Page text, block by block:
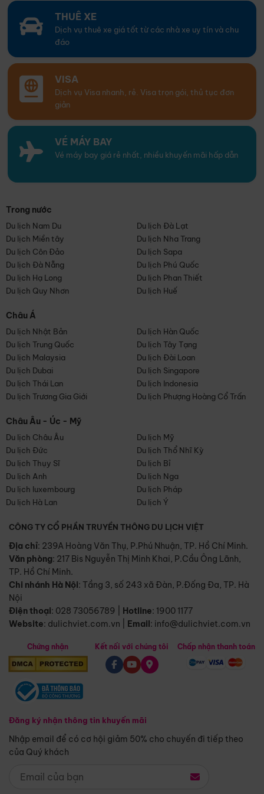
THUÊ XE
Dịch vụ thuê xe giá tốt từ các nhà xe uy tín và chu
đáo
VISA
Dịch vụ Visa nhanh, rẻ. Visa trọn gói, thủ tục đơn
giản
VÉ MÁY BAY
Vé máy bay giá rẻ nhất, nhiều khuyến mãi hấp dẫn
Trong nước
Du lịch Nam Du
Du lịch Đà Lạt
Du lịch Miền tây
Du lịch Nha Trang
Du lịch Côn Đảo
Du lịch Sapa
Du lịch Đà Nẵng
Du lịch Phú Quốc
Du lịch Hạ Long
Du lịch Phan Thiết
Du lịch Quy Nhơn
Du lịch Huế
Châu Á
Du lịch Nhật Bản
Du lịch Hàn Quốc
Du lịch Trung Quốc
Du lịch Tây Tạng
Du lịch Malaysia
Du lịch Đài Loan
Du lịch Dubai
Du lịch Singapore
Du lịch Thái Lan
Du lịch Indonesia
Du lịch Trương Gia Giới
Du lịch Phượng Hoàng Cổ Trấn
Châu Âu - Úc - Mỹ
Du lịch Châu Âu
Du lịch Mỹ
Du lịch Đức
Du lịch Thổ Nhĩ Kỳ
Du lịch Thụy Sĩ
Du lịch Bỉ
Du lịch Anh
Du lịch Nga
Du lịch luxembourg
Du lịch Pháp
Du lịch Hà Lan
Du lịch Ý
CÔNG TY CỔ PHẦN TRUYỀN THÔNG DU LỊCH VIỆT
Địa chỉ: 239A Hoàng Văn Thụ, P.Phú Nhuận, TP. Hồ Chí Minh.
Văn phòng: 217 Bis Nguyễn Thị Minh Khai, P.Cầu Ông Lãnh,
TP. Hồ Chí Minh.
Chi nhánh Hà Nội: Tầng 3, số 243 xã Đàn, P.Đống Đa, TP. Hà
Nội
Điện thoại: 028 73056789 Hotline: 1900 1177
Website: dulichviet.com.vn Email: info@dulichviet.com.vn
Chứng nhận
Đăng ký nhận thông tin khuyến mãi
Nhập email để có cơ hội giảm 50% cho chuyến đi tiếp theo
của Quý khách
Kết nối với chúng tôi Chấp nhận thanh toán